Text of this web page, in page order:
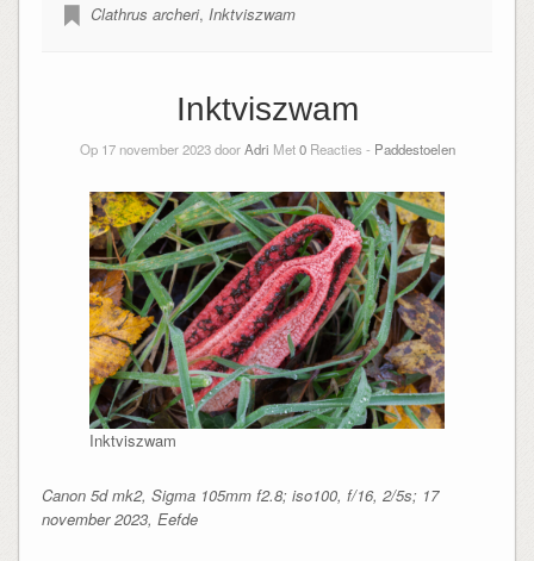
Clathrus archeri, Inktviszwam
Inktviszwam
Op 17 november 2023 doorAdri Met0Reacties - Paddestoelen
Inktviszwam
Canon 5d mk2, Sigma 105mm f2.8; iso100, f/16, 2/5s; 17
november 2023, Eefde